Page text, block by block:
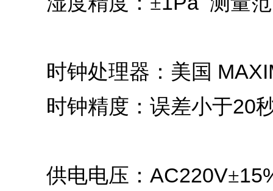
时钟处理器：美国
时钟精度：误差小于20
供电电压： AC220V±